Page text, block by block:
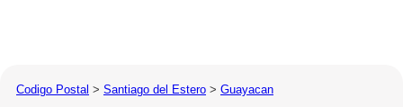
Codigo Postal > Santiago del Estero > Guayacan